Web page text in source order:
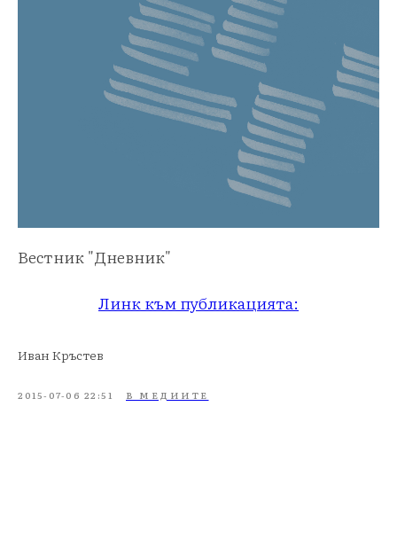
Вестник "Дневник"
Линк към публикацията:
Иван Кръстев
2015-07-06 22:51 В МЕДИИТЕ